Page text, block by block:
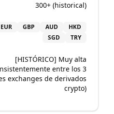
300+ (historical)
EUR GBP AUD
HKD
SGD
TRY
[HISTÓRICO] Muy alta
entre los 3
exchanges de derivados
crypto)